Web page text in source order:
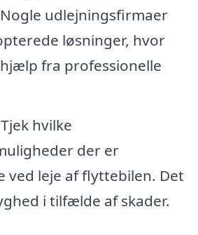
udlejningsfirmaer
løsninger, hvor
fra professionelle
Tjek hvilke
der er
leje af flyttebilen. Det
i tilfælde af skader.